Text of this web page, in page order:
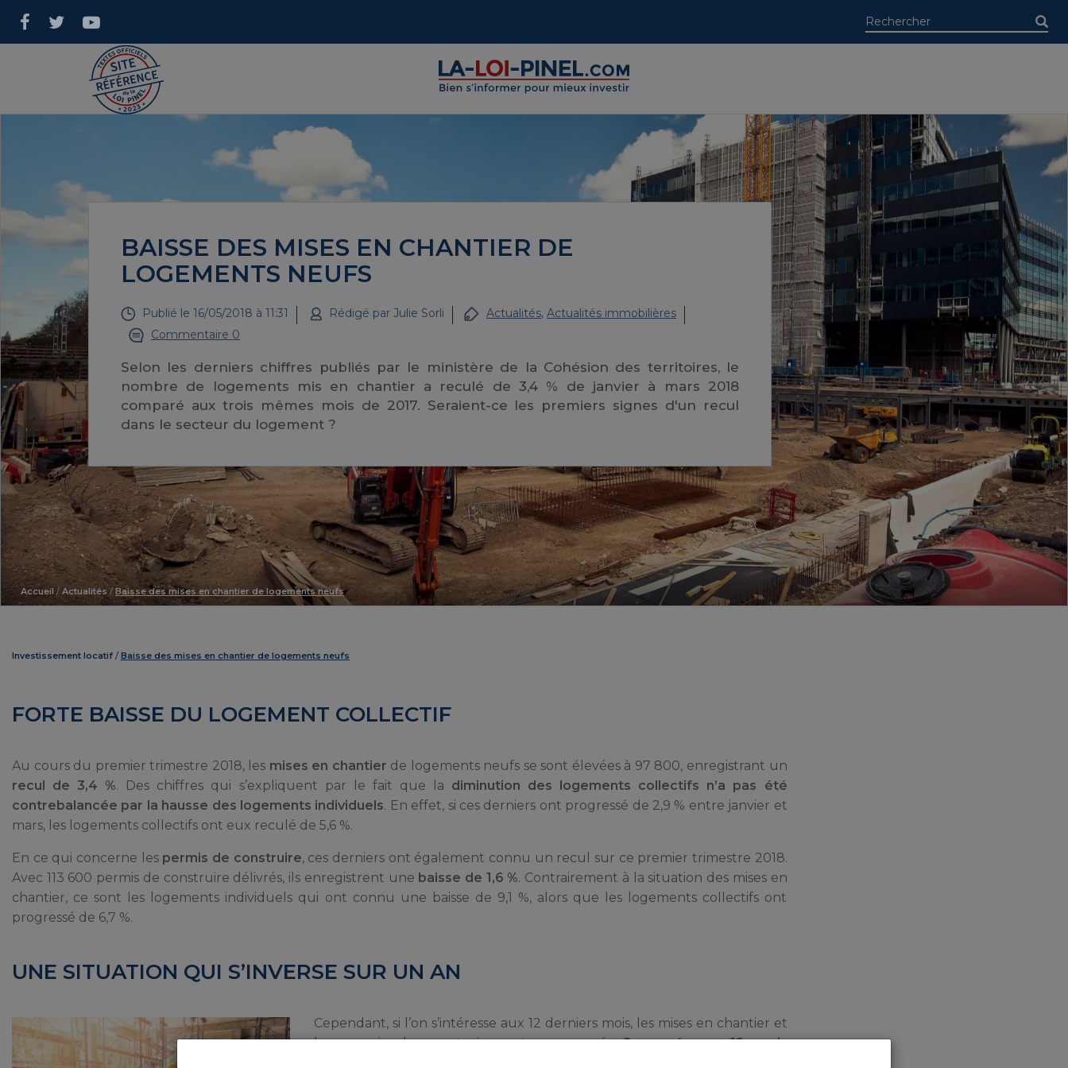
BAISSE DES MISES EN CHANTIER DE
LOGEMENTS NEUFS
Publié le 16/05/2018 à 11:31 Rédigé par Julie Sorli Actualités, Actualités immobilières
Commentaire 0
Selon les derniers chiffres publiés par le ministère de la Cohésion des territoires, le
nombre de logements mis en chantier a reculé de 3,4 % de janvier à mars 2018
comparé aux trois mêmes mois de 2017. Seraient-ce les premiers signes d'un recul
dans le secteur du logement ?
Accueil / Actualités /Baisse des mises en chantier de logements neufs
Investissement locatif Baisse des mises en chantier de logements neufs
FORTE BAISSE DU LOGEMENT COLLECTIF
Au cours du premier trimestre 2018, les mises en chantier de logements neufs se sont élevées à 97 800, enregistrant un
recul de 3,4 %. Des chiffres qui s’expliquent par le fait que la diminution des logements collectifs n’a pas été
contrebalancée par la hausse des logements individuels. En effet, si ces derniers ont progressé de 2,9 % entre janvier et
mars, les logements collectifs ont eux reculé de 5,6 %.
En ce qui concerne les permis de construire, ces derniers ont également connu un recul sur ce premier trimestre 2018.
Avec 113 600 permis de construire délivrés, ils enregistrent une baisse de 1,6 %. Contrairement à la situation des mises en
chantier, ce sont les logements individuels qui ont connu une baisse de 9,1 %, alors que les logements collectifs ont
progressé de 6,7 %.
UNE SITUATION QUI S’INVERSE SUR UN AN
Cependant, si l’on s’intéresse aux 12 derniers mois, les mises en chantier et
les permis de construire ont augmenté.Comparé aux 12 mois